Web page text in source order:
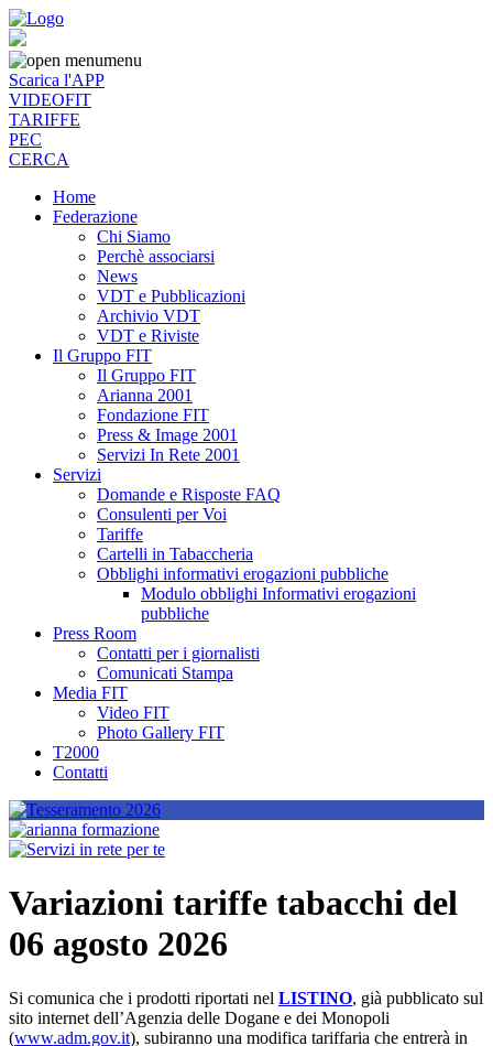
menu
Scarica l'APP
VIDEOFIT
TARIFFE
PEC
CERCA
Home
Federazione
Chi Siamo
Perchè associarsi
News
VDT e Pubblicazioni
Archivio VDT
VDT e Riviste
Il Gruppo FIT
Il Gruppo FIT
Arianna 2001
Fondazione FIT
Press & Image 2001
Servizi In Rete 2001
Servizi
Domande e Risposte FAQ
Consulenti per Voi
Tariffe
Cartelli in Tabaccheria
Obblighi informativi erogazioni pubbliche
Modulo obblighi Informativi erogazioni
pubbliche
Press Room
Contatti per i giornalisti
Comunicati Stampa
Media FIT
Video FIT
Photo Gallery FIT
T2000
Contatti
Variazioni tariffe tabacchi del
06 agosto 2026
Si comunica che i prodotti riportati nel LISTINO, già pubblicato sul
sito internet dell’Agenzia delle Dogane e dei Monopoli
(www.adm.gov.it), subiranno una modifica tariffaria che entrerà in